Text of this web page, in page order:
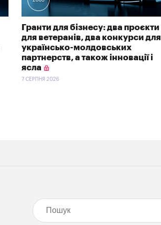
Гранти для бізнесу: два проєкти
для ветеранів, два конкурси для
українсько-молдовських
партнерств, а також інновації і
ясла
7 СЕРПНЯ 2026